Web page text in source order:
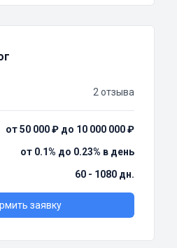
2 отзыва
от 50 000 ₽ до 10 000 000 ₽
от 0.1% до 0.23% в день
60 - 1080 дн.
заявку